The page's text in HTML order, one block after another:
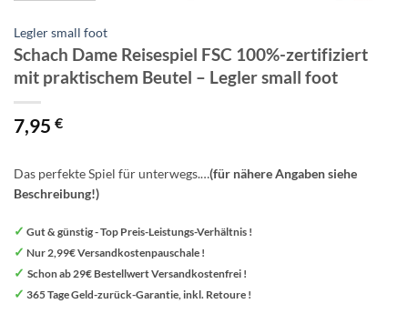
Legler small foot
Schach Dame Reisespiel FSC 100%-zertifiziert
mit praktischem Beutel – Legler small foot
7,95 €
Das perfekte Spiel für unterwegs.…(für nähere Angaben siehe
Beschreibung!)
✓ Gut & günstig - Top Preis-Leistungs-Verhältnis !
✓ Nur 2,99€ Versandkostenpauschale !
✓ Schon ab 29€ Bestellwert Versandkostenfrei !
✓ 365 Tage Geld-zurück-Garantie, inkl. Retoure !